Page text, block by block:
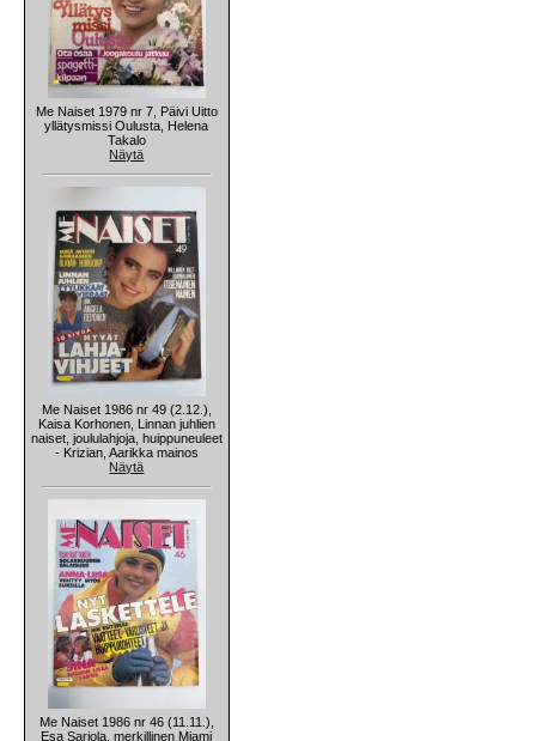
Me Naiset 1979 nr 7, Päivi Uitto
yllätysmissi Oulusta, Helena
Takalo
Näytä
Me Naiset 1986 nr 49 (2.12.),
Kaisa Korhonen, Linnan juhlien
naiset, joululahjoja, huippuneuleet
- Krizian, Aarikka mainos
Näytä
Me Naiset 1986 nr 46 (11.11.),
Esa Sariola, merkillinen Miami